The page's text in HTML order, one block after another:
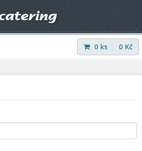
Přihlásit |Registrovat
0 ks 0 Kč